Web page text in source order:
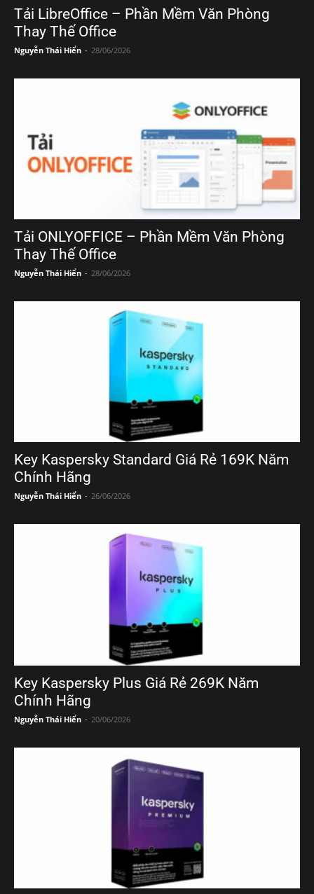
Tải LibreOffice – Phần Mềm Văn Phòng
Thay Thế Office
Nguyễn Thái Hiển - 28/06/2026
Tải ONLYOFFICE – Phần Mềm Văn Phòng
Thay Thế Office
Nguyễn Thái Hiển - 28/06/2026
Key Kaspersky Standard Giá Rẻ 169K Năm
Chính Hãng
Nguyễn Thái Hiển - 26/06/2026
Key Kaspersky Plus Giá Rẻ 269K Năm
Chính Hãng
Nguyễn Thái Hiển - 20/06/2026